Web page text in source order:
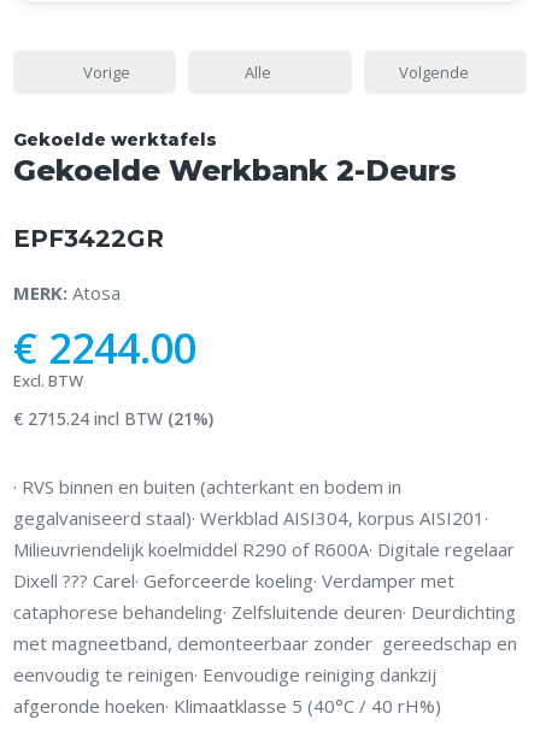
Vorige Alle Volgende
Gekoelde werktafels
Gekoelde Werkbank 2-Deurs
EPF3422GR
MERK: Atosa
€ 2244.00
Excl. BTW
€ 2715.24 incl BTW (21%)
· RVS binnen en buiten (achterkant en bodem in
gegalvaniseerd staal)· Werkblad AISI304, korpus AISI201·
Milieuvriendelijk koelmiddel R290 of R600A· Digitale regelaar
Dixell ??? Carel· Geforceerde koeling· Verdamper met
cataphorese behandeling· Zelfsluitende deuren· Deurdichting
met magneetband, demonteerbaar zonder gereedschap en
eenvoudig te reinigen· Eenvoudige reiniging dankzij
afgeronde hoeken· Klimaatklasse 5 (40°C / 40 rH%)